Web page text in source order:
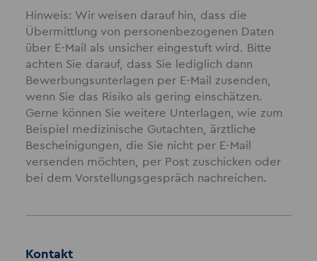
Hinweis: Wir weisen darauf hin, dass die
Übermittlung von personenbezogenen Daten
über E-Mail als unsicher eingestuft wird. Bitte
achten Sie darauf, dass Sie lediglich dann
Bewerbungsunterlagen per E-Mail zusenden,
wenn Sie das Risiko als gering einschätzen.
Gerne können Sie weitere Unterlagen, wie zum
Beispiel medizinische Gutachten, ärztliche
Bescheinigungen, die Sie nicht per E-Mail
versenden möchten, per Post zuschicken oder
bei dem Vorstellungsgespräch nachreichen.
Kontakt